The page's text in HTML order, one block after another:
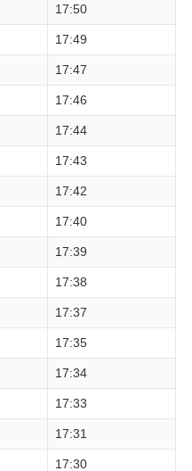
17:50
17:49
17:47
17:46
17:44
17:43
17:42
17:40
17:39
17:38
17:37
17:35
17:34
17:33
17:31
17:30